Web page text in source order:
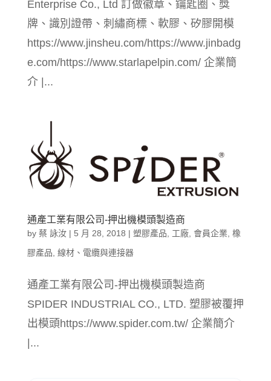
Enterprise Co., Ltd 訂做徽章、鑰匙圈、獎
牌、識別證帶、刺繡商標、軟膠、矽膠開模
https://www.jinsheu.com/https://www.jinbadg
e.com/https://www.starlapelpin.com/ 企業簡
介 |...
通產工業有限公司-押出機模頭製造商
by 蔡 詠汝| 5 月 28, 2018 | 塑膠產品 工廠, 會員企業 橡
膠產品 線材、電纜與連接器
通產工業有限公司-押出機模頭製造商
SPIDER INDUSTRIAL CO., LTD. 塑膠被覆押
出模頭https://www.spider.com.tw/ 企業簡介
|...